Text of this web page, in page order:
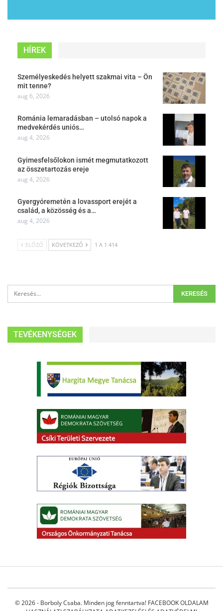
HÍREK
Személyeskedés helyett szakmai vita – Ön
mit tenne?
aug 6, 2026
Románia lemaradásban – utolsó napok a
medvekérdés uniós…
aug 4, 2026
Gyimesfelsőlokon ismét megmutatkozott
az összetartozás ereje
aug 4, 2026
Gyergyóremetén a lovassport erejét a
család, a közösség és a…
aug 4, 2026
ELŐZŐ KÖVETKEZŐ 1 A 1 414
TEVÉKENYSÉGEK
© 2026 - Borboly Csaba. Minden jog fenntartva! FACEBOOK OLDALAM